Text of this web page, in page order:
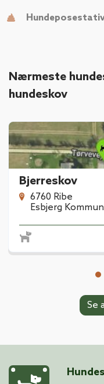
Nærmeste
hundeskov
Bjerreskov
6760 Ribe
Esbjerg
Se